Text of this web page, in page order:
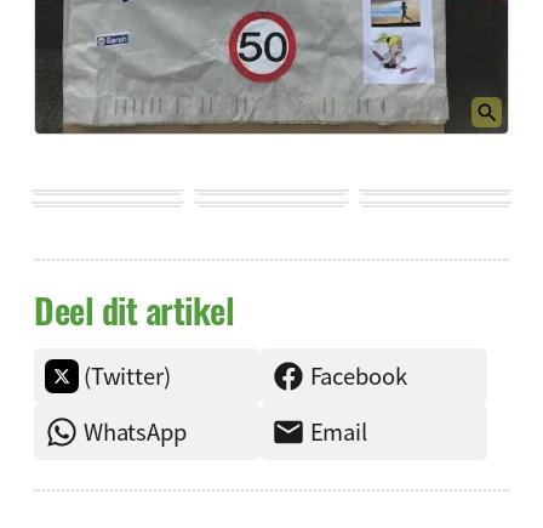
Deel dit artikel
(Twitter)
Facebook
WhatsApp
Email